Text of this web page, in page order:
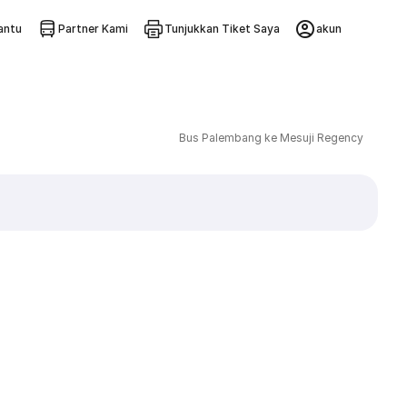
Partner Kami Tunjukkan Tiket Saya akun
Bus Palembang ke Mesuji Regency